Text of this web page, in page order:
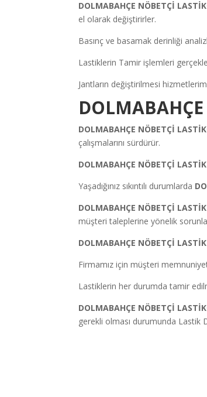
DOLMABAHÇE NÖBETÇİ
el olarak değiştirirler.
Basınç ve basamak derinliği
Lastiklerin Tamir işlemleri
Jantların değiştirilmesi
DOLMABAHÇE NÖBETÇİ
çalışmalarını sürdürür.
DOLMABAHÇE NÖBETÇİ
Yaşadığınız sıkıntılı durumlarda
DOLMABAHÇE NÖBETÇİ
müşteri taleplerine yönelik
DOLMABAHÇE NÖBETÇİ
Firmamız için müşteri
Lastiklerin her durumda tamir
DOLMABAHÇE NÖBETÇİ
gerekli olması durumunda Lastik